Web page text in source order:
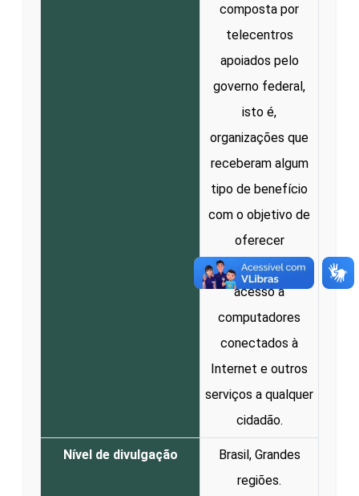
composta por
telecentros
apoiados pelo
governo federal,
isto é,
organizações que
receberam algum
tipo de benefício
com o objetivo de
oferecer
gratuitamente
acesso a
computadores
conectados à
Internet e outros
serviços a qualquer
cidadão.
Nível de divulgação
Brasil, Grandes
regiões.